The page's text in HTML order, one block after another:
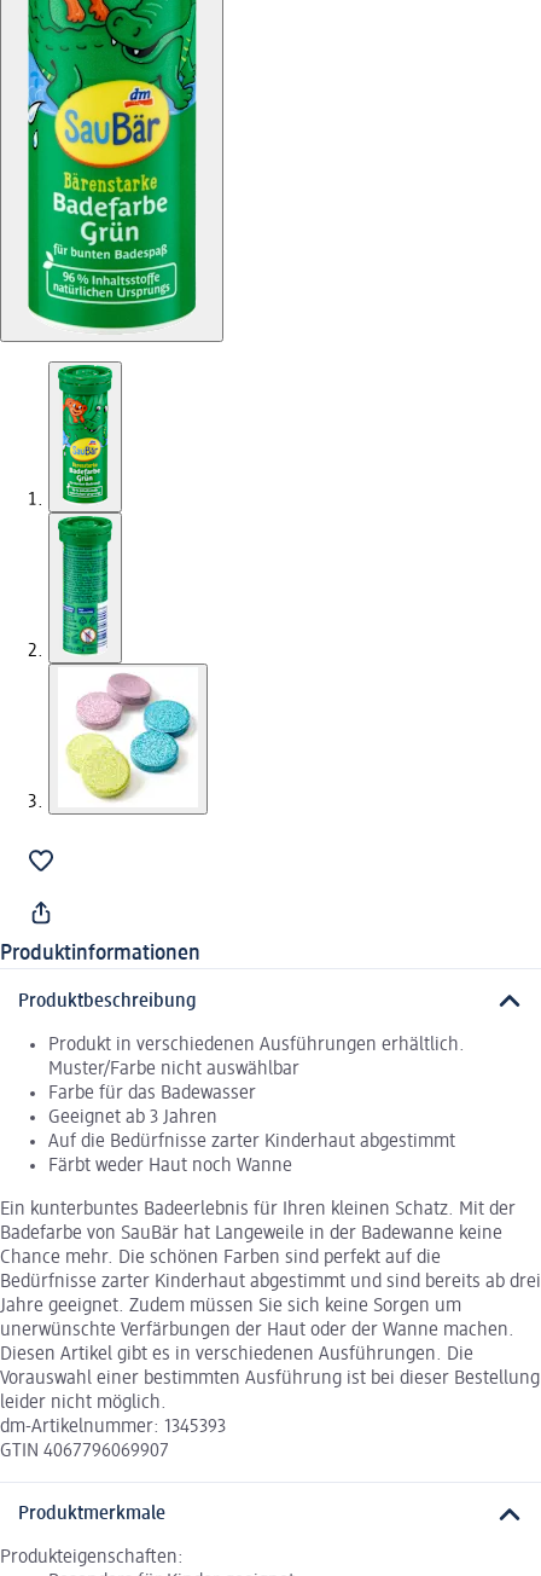
Produktinformationen
Produktbeschreibung
Produkt in verschiedenen Ausführungen erhältlich.
Muster/Farbe nicht auswählbar
Farbe für das Badewasser
Geeignet ab 3 Jahren
Auf die Bedürfnisse zarter Kinderhaut abgestimmt
Färbt weder Haut noch Wanne
Ein kunterbuntes Badeerlebnis für Ihren kleinen Schatz. Mit der
Badefarbe von SauBär hat Langeweile in der Badewanne keine
Chance mehr. Die schönen Farben sind perfekt auf die
Bedürfnisse zarter Kinderhaut abgestimmt und sind bereits ab drei
Jahre geeignet. Zudem müssen Sie sich keine Sorgen um
unerwünschte Verfärbungen der Haut oder der Wanne machen.
Diesen Artikel gibt es in verschiedenen Ausführungen. Die
Vorauswahl einer bestimmten Ausführung ist bei dieser Bestellung
leider nicht möglich.
dm-Artikelnummer: 1345393
GTIN 4067796069907
Produktmerkmale
Produkteigenschaften: